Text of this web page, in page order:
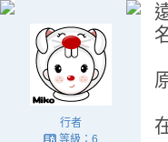
行者
等級：6